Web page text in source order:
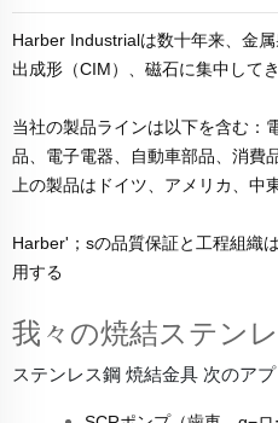
Harber Industrialは数十年来、金
出成形（CIM）、磁石に集中してき
当社の製品ラインは以下を含む：
品、電子電器、自動車部品、消費
上の製品はドイツ、アメリカ、中
Harber'；sの品質保証と工程組織
用する
我々の焼結ステン
ステンレス鋼 焼結金具 次のア